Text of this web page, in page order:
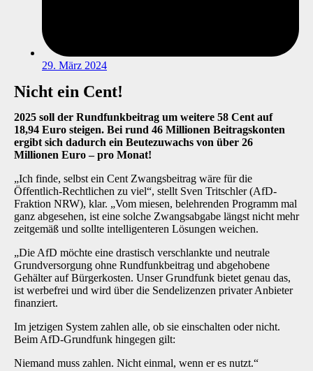
29. März 2024
Nicht ein Cent!
2025 soll der Rundfunkbeitrag um weitere 58 Cent auf
18,94 Euro steigen. Bei rund 46 Millionen Beitragskonten
ergibt sich dadurch ein Beutezuwachs von über 26
Millionen Euro – pro Monat!
„Ich finde, selbst ein Cent Zwangsbeitrag wäre für die
Öffentlich-Rechtlichen zu viel“, stellt Sven Tritschler (AfD-
Fraktion NRW), klar. „Vom miesen, belehrenden Programm mal
ganz abgesehen, ist eine solche Zwangsabgabe längst nicht mehr
zeitgemäß und sollte intelligenteren Lösungen weichen.
„Die AfD möchte eine drastisch verschlankte und neutrale
Grundversorgung ohne Rundfunkbeitrag und abgehobene
Gehälter auf Bürgerkosten. Unser Grundfunk bietet genau das,
ist werbefrei und wird über die Sendelizenzen privater Anbieter
finanziert.
Im jetzigen System zahlen alle, ob sie einschalten oder nicht.
Beim AfD-Grundfunk hingegen gilt:
Niemand muss zahlen. Nicht einmal, wenn er es nutzt.“